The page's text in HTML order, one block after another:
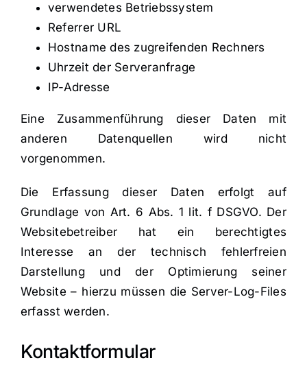
verwendetes Betriebssystem
Referrer URL
Hostname des zugreifenden Rechners
Uhrzeit der Serveranfrage
IP-Adresse
Eine Zusammenführung dieser Daten mit
anderen Datenquellen wird nicht
vorgenommen.
Die Erfassung dieser Daten erfolgt auf
Grundlage von Art. 6 Abs. 1 lit. f DSGVO. Der
Websitebetreiber hat ein berechtigtes
Interesse an der technisch fehlerfreien
Darstellung und der Optimierung seiner
Website – hierzu müssen die Server-Log-Files
erfasst werden.
Kontaktformular